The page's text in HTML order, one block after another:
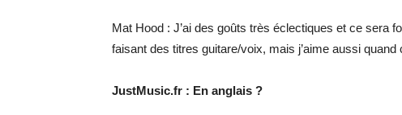
Mat Hood : J’ai des goûts très éclectiques et ce sera
faisant des titres guitare/voix, mais j’aime aussi quand
JustMusic.fr : En anglais ?